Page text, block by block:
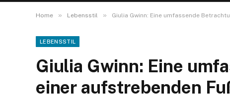
Home » Lebensstil » Giulia Gwinn: Eine umfassende
LEBENSSTIL
Giulia Gwinn: Eine
einer aufstrebenden